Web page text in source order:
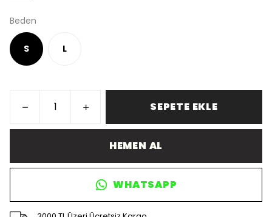
Beden
S L
SEPETE EKLE
HEMEN AL
WHATSAPP